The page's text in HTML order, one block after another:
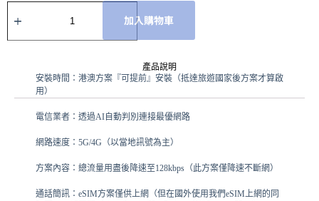
加入購物車
安裝時間：港澳方案『可提前』安裝（抵達旅遊國家後方案才算啟
用）
電信業者：透過AI自動判別連接最優網路
網路速度：5G/4G（以當地訊號為主）
方案內容：總流量用盡後降速至128kbps（此方案僅降速不斷網）
通話簡訊：eSIM方案僅供上網（但在國外使用我們eSIM上網的同
產品說明